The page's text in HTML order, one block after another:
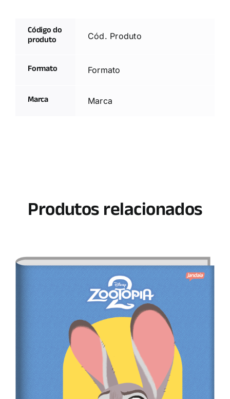
Código do
produto Cód. Produto
Formato Formato
Marca Marca
Produtos relacionados